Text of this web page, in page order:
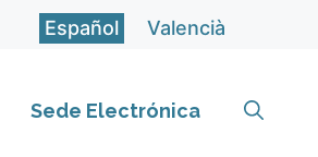
Español Valencià
Sede Electrónica